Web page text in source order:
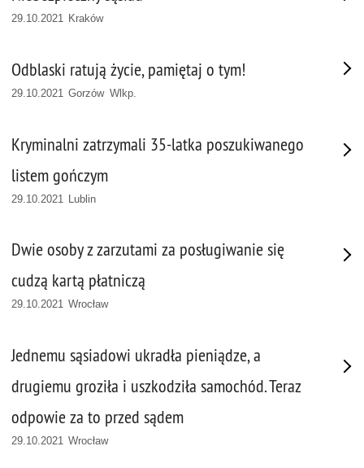
29.10.2021 Kraków
Odblaski ratują życie, pamiętaj o tym!
29.10.2021 Gorzów Wlkp.
Kryminalni zatrzymali 35-latka poszukiwanego
listem gończym
29.10.2021 Lublin
Dwie osoby z zarzutami za posługiwanie się
cudzą kartą płatniczą
29.10.2021 Wrocław
Jednemu sąsiadowi ukradła pieniądze, a
drugiemu groziła i uszkodziła samochód. Teraz
odpowie za to przed sądem
29.10.2021 Wrocław